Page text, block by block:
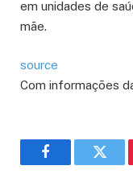
em unidades de
mãe.
source
Com informações
Facebook